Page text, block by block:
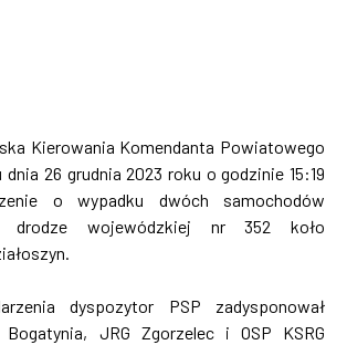
Kierowania Komendanta Powiatowego
26 grudnia 2023 roku o godzinie 15:19
o wypadku dwóch samochodów
drodze wojewódzkiej nr 352 koło
dyspozytor PSP zadysponował
JRG Zgorzelec i OSP KSRG